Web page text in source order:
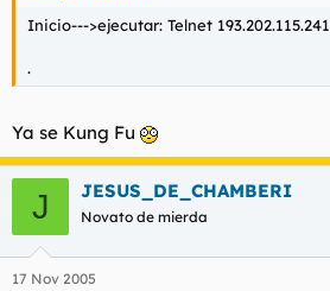
Inicio--->ejecutar: Telnet 193.202.115.241
.
Ya se Kung Fu
J JESUS_DE_CHAMBERI
Novato de mierda
17 Nov 2005